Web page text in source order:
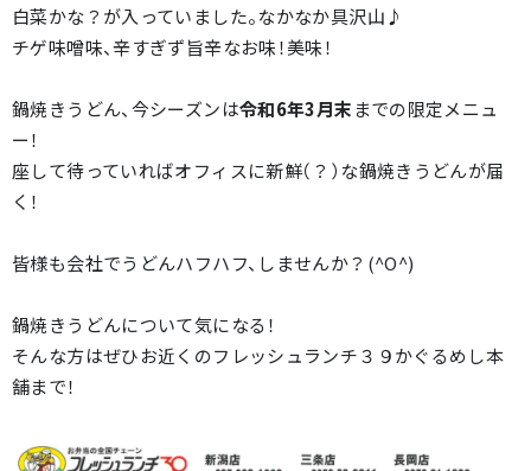
白菜かな？が入っていました。なかなか具沢山♪
チゲ味噌味、辛すぎず旨辛なお味！美味！
鍋焼きうどん、今シーズンは令和6年3月末 までの限定メニュ
ー！
座して待っていればオフィスに新鮮（？）な鍋焼きうどんが届
く！
皆様も会社でうどんハフハフ、しませんか？(^O^)
鍋焼きうどんについて気になる！
そんな方はぜひお近くのフレッシュランチ３９かぐるめし本
舗まで！